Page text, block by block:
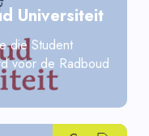
Universiteit
die Student
voor de Radboud